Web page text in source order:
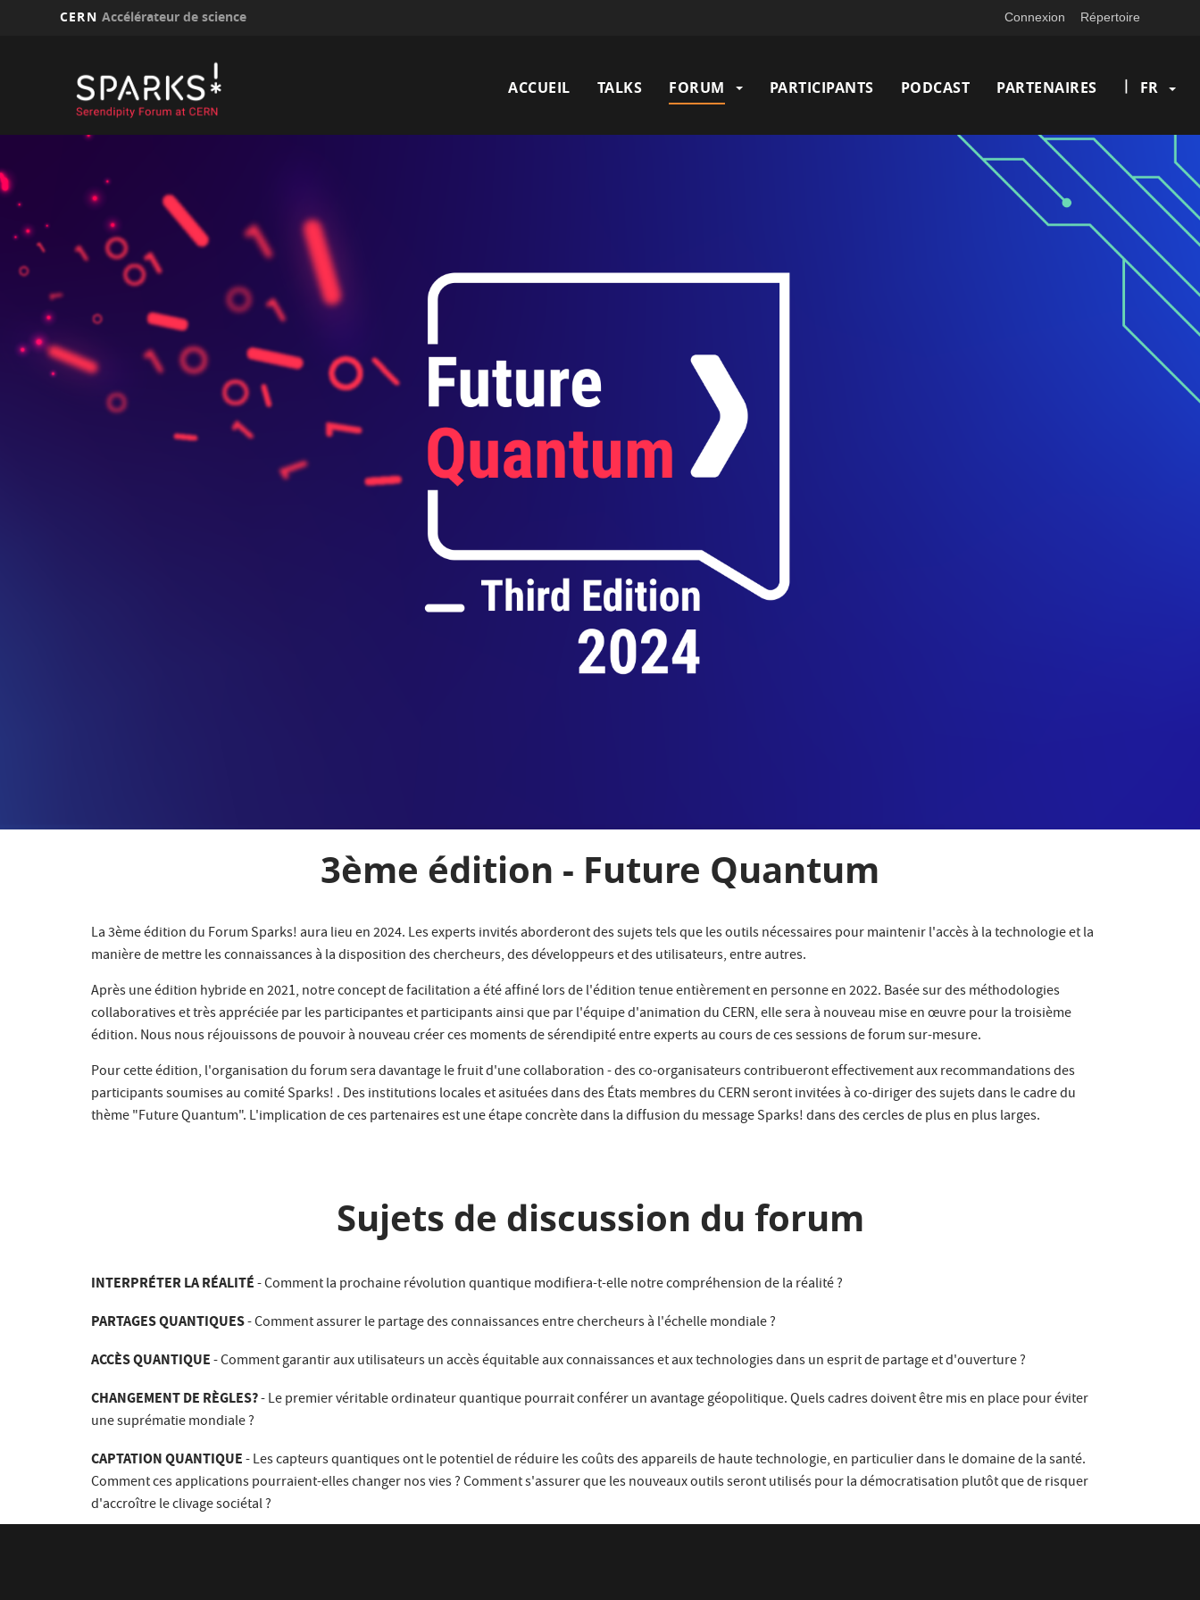
CERN Accélérateur de science Connexion Répertoire
navigation
ACCUEIL TALKS FORUM PARTICIPANTS PODCAST PARTENAIRES | FR
3ème édition - Future Quantum
La 3ème édition du Forum Sparks! aura lieu en 2024. Les experts invités aborderont des sujets tels que les outils nécessaires pour maintenir l'accès à la technologie et la
manière de mettre les connaissances à la disposition des chercheurs, des développeurs et des utilisateurs, entre autres.
Après une édition hybride en 2021, notre concept de facilitation a été affiné lors de l'édition tenue entièrement en personne en 2022. Basée sur des méthodologies
collaboratives et très appréciée par les participantes et participants ainsi que par l'équipe d'animation du CERN, elle sera à nouveau mise en œuvre pour la troisième
édition. Nous nous réjouissons de pouvoir à nouveau créer ces moments de sérendipité entre experts au cours de ces sessions de forum sur-mesure.
Pour cette édition, l'organisation du forum sera davantage le fruit d'une collaboration - des co-organisateurs contribueront effectivement aux recommandations des
participants soumises au comité Sparks! . Des institutions locales et asituées dans des États membres du CERN seront invitées à co-diriger des sujets dans le cadre du
thème "Future Quantum". L'implication de ces partenaires est une étape concrète dans la diffusion du message Sparks! dans des cercles de plus en plus larges.
Sujets de discussion du forum
INTERPRÉTER LA RÉALITÉ- Comment la prochaine révolution quantique modifiera-t-elle notre compréhension de la réalité ?
PARTAGES QUANTIQUES- Comment assurer le partage des connaissances entre chercheurs à l'échelle mondiale ?
ACCÈS QUANTIQUE- Comment garantir aux utilisateurs un accès équitable aux connaissances et aux technologies dans un esprit de partage et d'ouverture ?
CHANGEMENT DE RÈGLES?- Le premier véritable ordinateur quantique pourrait conférer un avantage géopolitique. Quels cadres doivent être mis en place pour éviter
une suprématie mondiale ?
CAPTATION QUANTIQUE- Les capteurs quantiques ont le potentiel de réduire les coûts des appareils de haute technologie, en particulier dans le domaine de la santé.
Comment ces applications pourraient-elles changer nos vies ? Comment s'assurer que les nouveaux outils seront utilisés pour la démocratisation plutôt que de risquer
d'accroître le clivage sociétal ?